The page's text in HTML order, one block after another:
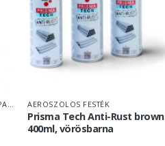
AEROSZOLOS FESTÉK
Prisma Tech Anti-Rust brown
400ml, vörösbarna